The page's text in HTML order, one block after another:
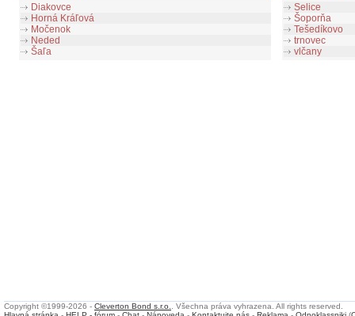
Diakovce
Horná Kráľová
Močenok
Neded
Šaľa
Selice
Šoporňa
Tešedíkovo
trnovec
vlčany
Copyright ©1999-2026 - Cleverton Bond s.r.o.
. Všechna práva vyhrazena. All rights reserved.